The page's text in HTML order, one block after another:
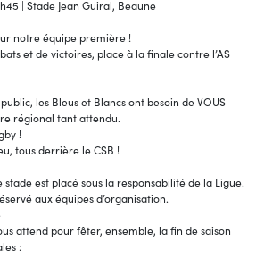
| Stade Jean Guiral, Beaune
notre équipe première !
et de victoires, place à la finale contre l’AS
les Bleus et Blancs ont besoin de VOUS
régional tant attendu.
!
tous derrière le CSB !
est placé sous la responsabilité de la Ligue.
aux équipes d’organisation.
attend pour fêter, ensemble, la fin de saison
: